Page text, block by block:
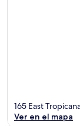
165 East
Ver en el mapa